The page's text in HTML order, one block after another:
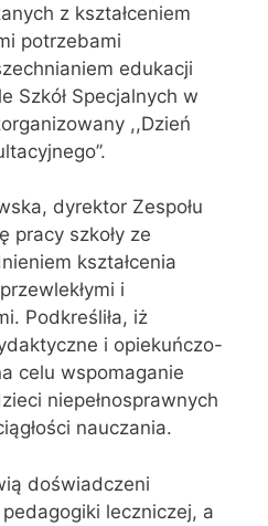
z kształceniem
potrzebami
edukacji
Szkół Specjalnych w
,,Dzień
dyrektor Zespołu
pracy szkoły ze
kształcenia
i
Podkreśliła, iż
i opiekuńczo-
celu wspomaganie
niepełnosprawnych
nauczania.
doświadczeni
leczniczej, a